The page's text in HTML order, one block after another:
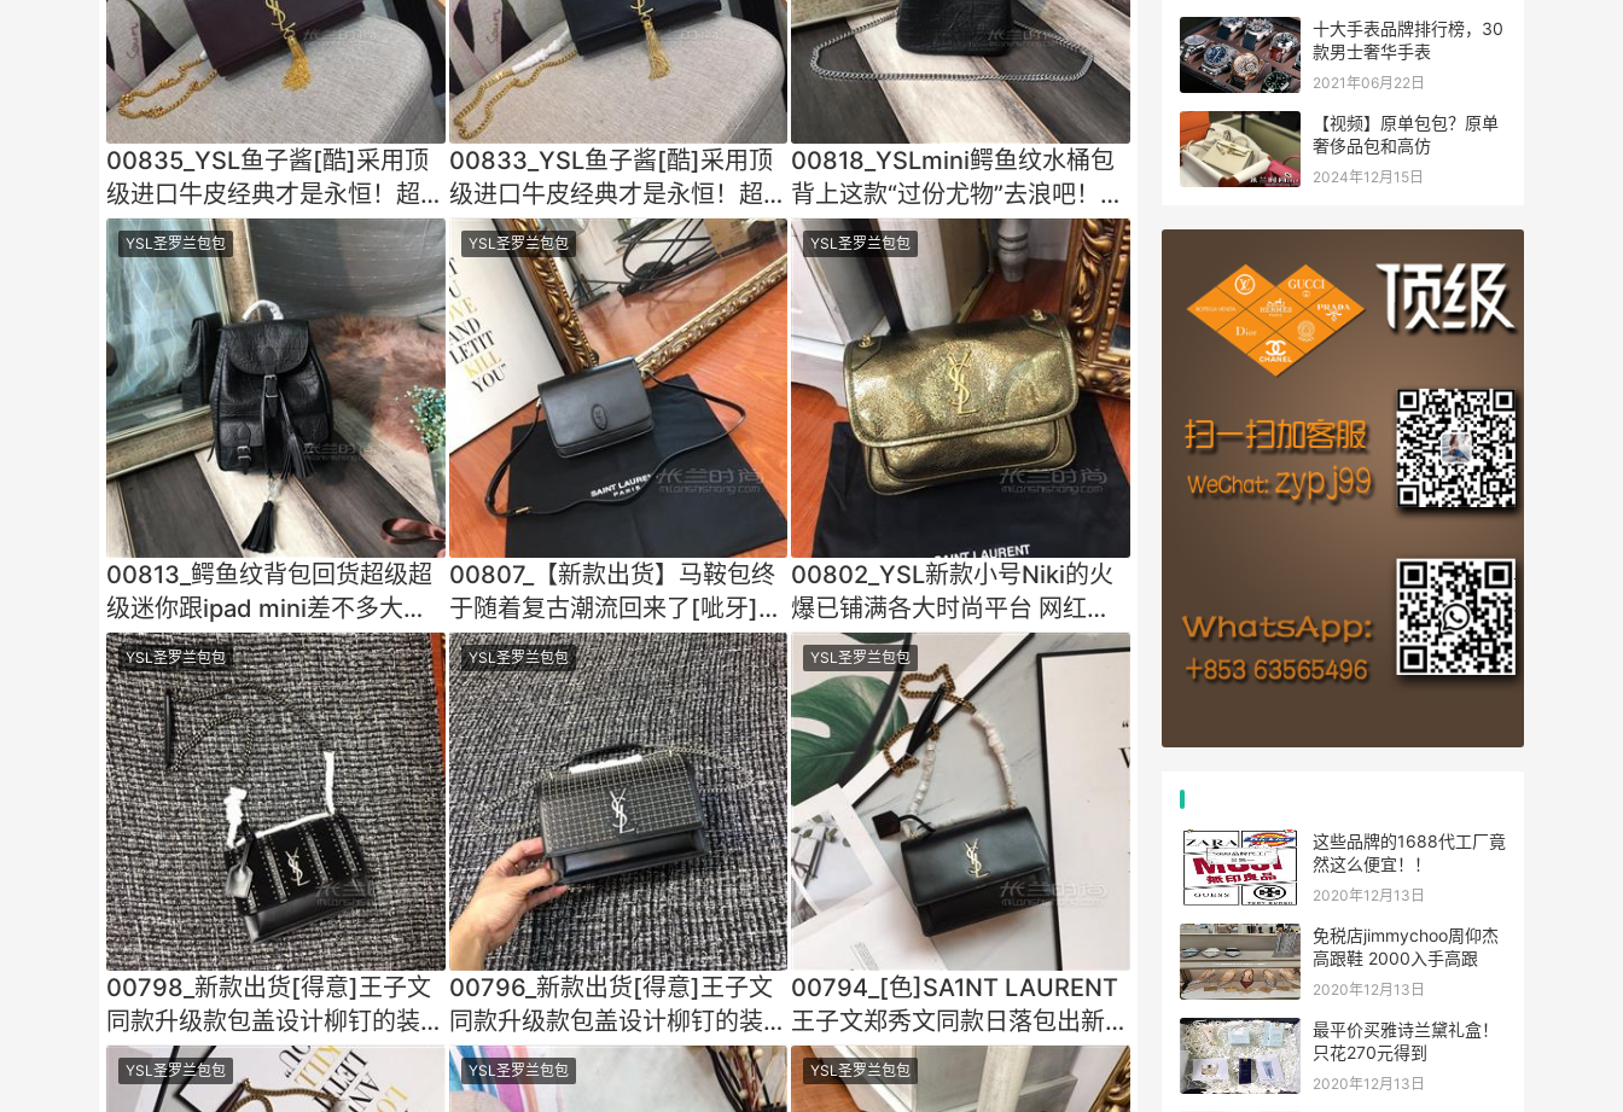
00835_YSL鱼子酱[酷]采用顶
级进口牛皮经典才是永恒！超乎
想象的百搭做工细节都
00833_YSL鱼子酱[酷]采用顶
级进口牛皮经典才是永恒！超乎
想象的百搭做工细节都
00818_YSLmini鳄鱼纹水桶包
背上这款“过份尤物”去浪吧！太
过份了！！它过份夺
YSL圣罗兰包包
00813_鳄鱼纹背包回货超级超
级迷你跟ipad mini差不多大
小！复古手抓鳄鱼纹皱皱的
YSL圣罗兰包包
00807_【新款出货】马鞍包终
于随着复古潮流回来了[呲牙]设
计风格简约摸上去质
YSL圣罗兰包包
00802_YSL新款小号Niki的火
爆已铺满各大时尚平台 网红明
星齐背 沙革纹金色 软软
YSL圣罗兰包包
00798_新款出货[得意]王子文
同款升级款包盖设计柳钉的装饰
点缀添加了活力的气
YSL圣罗兰包包
00796_新款出货[得意]王子文
同款升级款包盖设计柳钉的装饰
点缀添加了活力的气
YSL圣罗兰包包
00794_[色]SA1NT LAURENT
王子文郑秀文同款日落包出新纹
路了！顶级进口原单牛皮牙
YSL圣罗兰包包 YSL圣罗兰包包 YSL圣罗兰包包
十大手表品牌排行榜，30
款男士奢华手表
2021年06月22日
【视频】原单包包？原单
奢侈品包和高仿
2024年12月15日
这些品牌的1688代工厂竟
然这么便宜！！
2020年12月13日
免税店jimmychoo周仰杰
高跟鞋 2000入手高跟
2020年12月13日
最平价买雅诗兰黛礼盒！
只花270元得到
2020年12月13日